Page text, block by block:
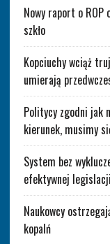
Nowy raport o ROP
szkło
Kopciuchy wciąż
umierają
Politycy zgodni jak
kierunek, musimy
System bez
efektywnej
Naukowcy
kopalń